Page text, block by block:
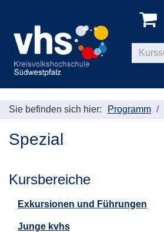
Sie befinden sich hier: Programm
Spezial
Kursbereiche
Exkursionen und Führungen
Junge kvhs